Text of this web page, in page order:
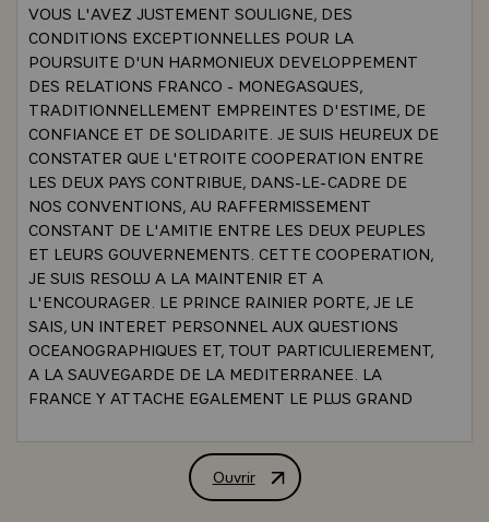
VOUS L'AVEZ JUSTEMENT SOULIGNE, DES
CONDITIONS EXCEPTIONNELLES POUR LA
POURSUITE D'UN HARMONIEUX DEVELOPPEMENT
DES RELATIONS FRANCO - MONEGASQUES,
TRADITIONNELLEMENT EMPREINTES D'ESTIME, DE
CONFIANCE ET DE SOLIDARITE. JE SUIS HEUREUX DE
CONSTATER QUE L'ETROITE COOPERATION ENTRE
LES DEUX PAYS CONTRIBUE, DANS-LE-CADRE DE
NOS CONVENTIONS, AU RAFFERMISSEMENT
CONSTANT DE L'AMITIE ENTRE LES DEUX PEUPLES
ET LEURS GOUVERNEMENTS. CETTE COOPERATION,
JE SUIS RESOLU A LA MAINTENIR ET A
L'ENCOURAGER. LE PRINCE RAINIER PORTE, JE LE
SAIS, UN INTERET PERSONNEL AUX QUESTIONS
OCEANOGRAPHIQUES ET, TOUT PARTICULIEREMENT,
A LA SAUVEGARDE DE LA MEDITERRANEE. LA
FRANCE Y ATTACHE EGALEMENT LE PLUS GRAND
D'AUTRES, IL EXISTE UNE PARFAITE IDENTITE DE
VUE ENTRE LES GOUVERNEMENTS FRANCAIS ET
Ouvrir
ALLOCUTION DE M. VALERY